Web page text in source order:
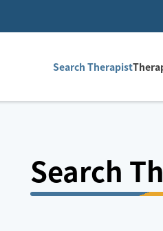
Search Therapist
Search